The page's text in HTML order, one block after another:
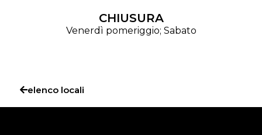
CHIUSURA
Venerdì pomeriggio; Sabato
elenco locali